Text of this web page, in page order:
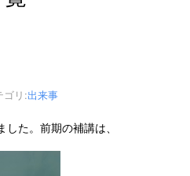
ゴリ:出来事
た。前期の補講は、